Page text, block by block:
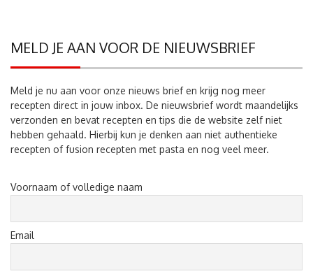
MELD JE AAN VOOR DE NIEUWSBRIEF
Meld je nu aan voor onze nieuws brief en krijg nog meer
recepten direct in jouw inbox. De nieuwsbrief wordt maandelijks
verzonden en bevat recepten en tips die de website zelf niet
hebben gehaald. Hierbij kun je denken aan niet authentieke
recepten of fusion recepten met pasta en nog veel meer.
Voornaam of volledige naam
Email